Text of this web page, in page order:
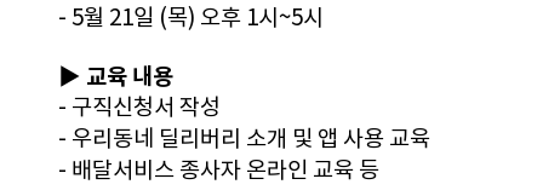
- 5월 21일 (목) 오후 1시~5시
▶ 교육 내용
- 구직신청서 작성
- 우리동네 딜리버리 소개 및 앱 사용 교육
- 배달서비스 종사자 온라인 교육 등